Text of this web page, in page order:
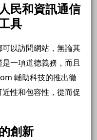
民和資訊通信
具
以訪問網站，無論其
一項道德義務，而且
輔助科技的推出徹
性和包容性，從而促
創新